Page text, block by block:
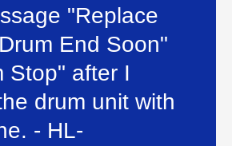
"Replace
End Soon"
Stop" after I
drum unit with
- HL-